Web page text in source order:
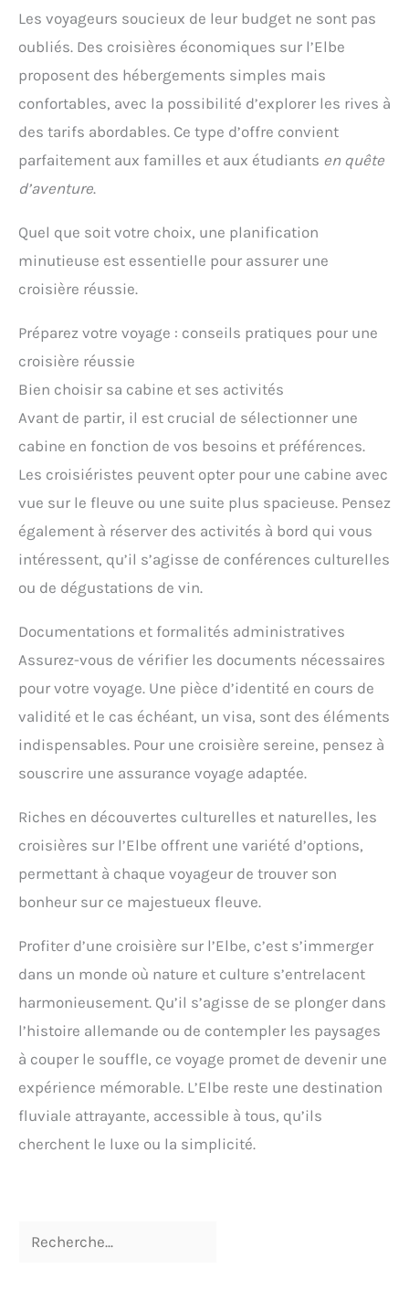
Les voyageurs soucieux de leur budget ne sont pas
oubliés. Des croisières économiques sur l’Elbe
proposent des hébergements simples mais
confortables, avec la possibilité d’explorer les rives à
des tarifs abordables. Ce type d’offre convient
parfaitement aux familles et aux étudiants en quête
d’aventure.
Quel que soit votre choix, une planification
minutieuse est essentielle pour assurer une
croisière réussie.
Préparez votre voyage : conseils pratiques pour une
croisière réussie
Bien choisir sa cabine et ses activités
Avant de partir, il est crucial de sélectionner une
cabine en fonction de vos besoins et préférences.
Les croisiéristes peuvent opter pour une cabine avec
vue sur le fleuve ou une suite plus spacieuse. Pensez
également à réserver des activités à bord qui vous
intéressent, qu’il s’agisse de conférences culturelles
ou de dégustations de vin.
Documentations et formalités administratives
Assurez-vous de vérifier les documents nécessaires
pour votre voyage. Une pièce d’identité en cours de
validité et le cas échéant, un visa, sont des éléments
indispensables. Pour une croisière sereine, pensez à
souscrire une assurance voyage adaptée.
Riches en découvertes culturelles et naturelles, les
croisières sur l’Elbe offrent une variété d’options,
permettant à chaque voyageur de trouver son
bonheur sur ce majestueux fleuve.
Profiter d’une croisière sur l’Elbe, c’est s’immerger
dans un monde où nature et culture s’entrelacent
harmonieusement. Qu’il s’agisse de se plonger dans
l’histoire allemande ou de contempler les paysages
à couper le souffle, ce voyage promet de devenir une
expérience mémorable. L’Elbe reste une destination
fluviale attrayante, accessible à tous, qu’ils
cherchent le luxe ou la simplicité.